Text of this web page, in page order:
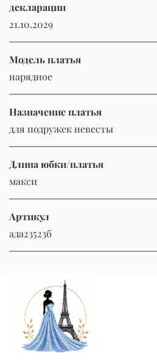
декларации
21.10.2029
Модель платья
нарядное
Назначение платья
для подружек невесты
Длина юбки/платья
макси
Артикул
ада23523б